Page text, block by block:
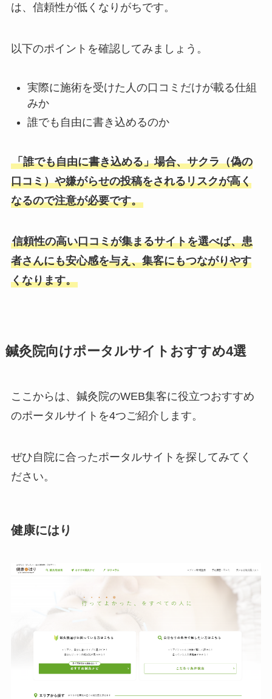
は、信頼性が低くなりがちです。
以下のポイントを確認してみましょう。
実際に施術を受けた人の口コミだけが載る仕組
みか
誰でも自由に書き込めるのか
「誰でも自由に書き込める」場合、サクラ（偽の
口コミ）や嫌がらせの投稿をされるリスクが高く
なるので注意が必要です。
信頼性の高い口コミが集まるサイトを選べば、患
者さんにも安心感を与え、集客にもつながりやす
くなります。
鍼灸院向けポータルサイトおすすめ4選
ここからは、鍼灸院のWEB集客に役立つおすすめ
のポータルサイトを4つご紹介します。
ぜひ自院に合ったポータルサイトを探してみてく
ださい。
健康にはり